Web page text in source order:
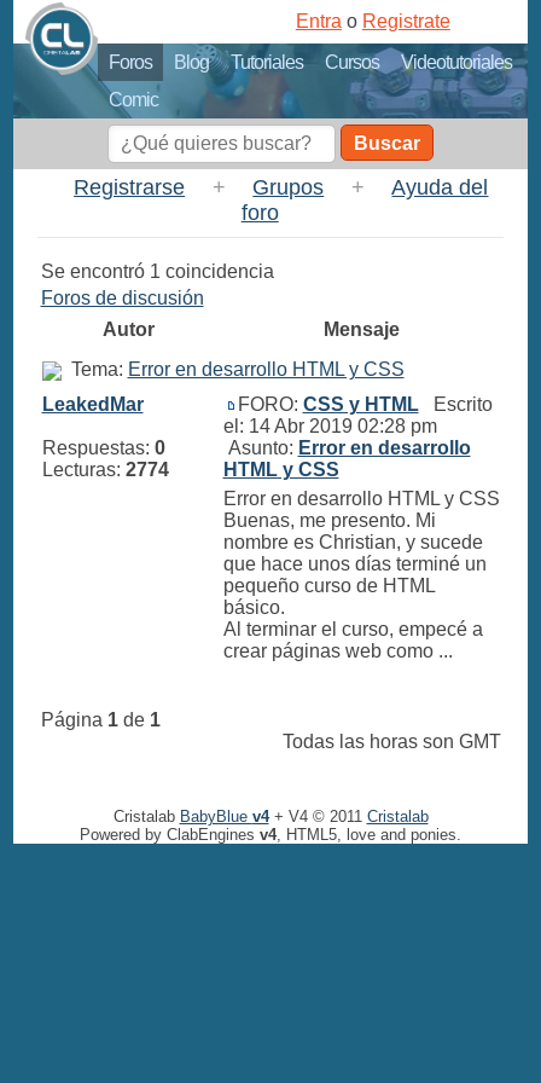
Foros Blog Tutoriales Cursos
Videotutoriales
Comic
Entra o Registrate
Buscar
Registrarse + Grupos +
Ayuda del
foro
Se encontró 1 coincidencia
Foros de discusión
Autor
Mensaje
Tema: Error en desarrollo HTML y CSS
LeakedMar
Respuestas: 0
Lecturas: 2774
FORO: CSS y HTMLEscrito
el: 14 Abr 2019 02:28 pm
Asunto: Error en desarrollo
HTML y CSS
Error en desarrollo HTML y CSS
Buenas, me presento. Mi
nombre es Christian, y sucede
que hace unos días terminé un
pequeño curso de HTML
básico.
Al terminar el curso, empecé a
crear páginas web como ...
Página 1de 1
Todas las horas son GMT
Cristalab BabyBlue v4+ V4 © 2011 Cristalab
Powered by ClabEngines v4, HTML5, love and ponies.